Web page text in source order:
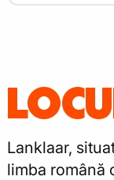
Lanklaar,
limba română